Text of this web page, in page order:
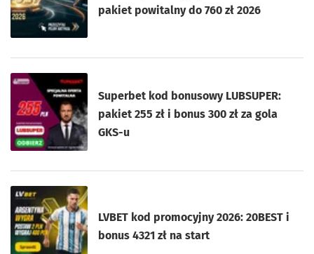
pakiet powitalny do 760 zł 2026
Superbet kod bonusowy LUBSUPER:
pakiet 255 zł i bonus 300 zł za gola
GKS-u
LVBET kod promocyjny 2026: 20BEST i
bonus 4321 zł na start